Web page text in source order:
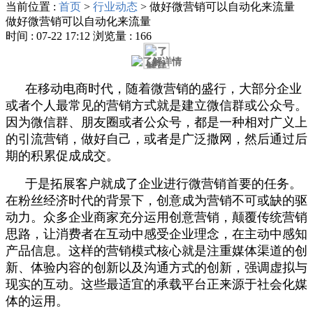
当前位置 : 首页 > 行业动态 > 做好微营销可以自动化来流量
做好微营销可以自动化来流量
时间 : 07-22 17:12 浏览量 : 166
在移动电商时代，随着微营销的盛行，大部分企业
或者个人最常见的营销方式就是建立微信群或公众号。
因为微信群、朋友圈或者公众号，都是一种相对广义上
的引流营销，做好自己，或者是广泛撒网，然后通过后
期的积累促成成交。
于是拓展客户就成了企业进行微营销首要的任务。
在粉丝经济时代的背景下，创意成为营销不可或缺的驱
动力。众多企业商家充分运用创意营销，颠覆传统营销
思路，让消费者在互动中感受企业理念，在主动中感知
产品信息。这样的营销模式核心就是注重媒体渠道的创
新、体验内容的创新以及沟通方式的创新，强调虚拟与
现实的互动。这些最适宜的承载平台正来源于社会化媒
体的运用。